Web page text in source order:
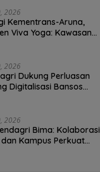
2026
Kementrans-Aruna,
Viva Yoga: Kawasan
2026
Dukung Perluasan
Digitalisasi Bansos
2026
Bima: Kolaborasi
Kampus Perkuat